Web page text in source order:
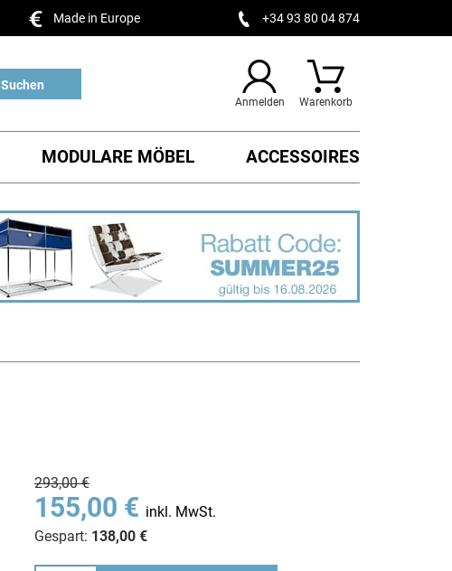
Made in Europe +34 93 80 04 874
Suchen
Anmelden Warenkorb
MODULARE MÖBEL ACCESSOIRES
293,00 €
155,00 € inkl. MwSt.
Gespart: 138,00 €